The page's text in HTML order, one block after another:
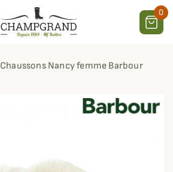
0
Chaussons Nancy femme Barbour